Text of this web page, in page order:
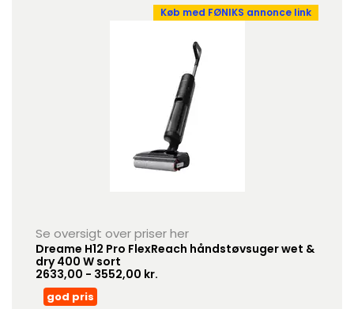
Køb med FØNIKS annonce link
Se oversigt over priser her
Dreame H12 Pro FlexReach håndstøvsuger wet &
dry 400 W sort
2633,00 - 3552,00 kr.
god pris